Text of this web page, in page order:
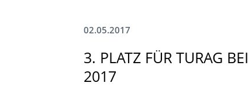
02.05.2017
3. PLATZ FÜR TURAG
2017